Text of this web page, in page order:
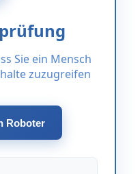
Sie ein Mensch
zuzugreifen
Roboter